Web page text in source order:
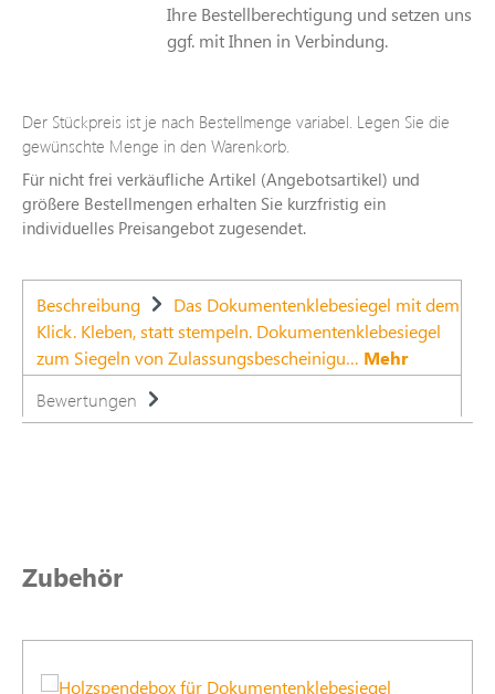
Ihre Bestellberechtigung und setzen uns
ggf. mit Ihnen in Verbindung.
Der Stückpreis ist je nach Bestellmenge variabel. Legen Sie die
gewünschte Menge in den Warenkorb.
Für nicht frei verkäufliche Artikel (Angebotsartikel) und
größere Bestellmengen erhalten Sie kurzfristig ein
individuelles Preisangebot zugesendet.
Beschreibung
Das Dokumentenklebesiegel mit dem
Klick. Kleben, statt stempeln. Dokumentenklebesiegel
zum Siegeln von Zulassungsbescheinigu… Mehr
Bewertungen
Produktgalerie überspringen
Zubehör